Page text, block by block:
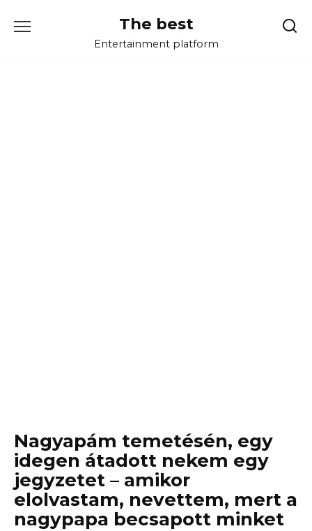
The best
Entertainment platform
Nagyapám temetésén, egy
idegen átadott nekem egy
jegyzetet – amikor
elolvastam, nevettem, mert a
nagypapa becsapott minket